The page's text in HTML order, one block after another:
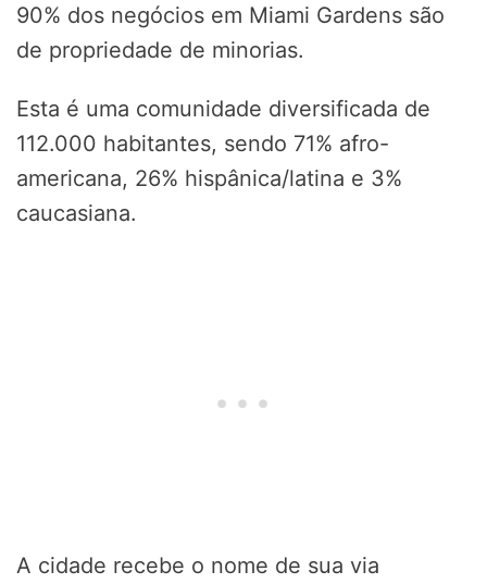
90% dos negócios em Miami Gardens são
de propriedade de minorias.
Esta é uma comunidade diversificada de
112.000 habitantes, sendo 71% afro-
americana, 26% hispânica/latina e 3%
caucasiana.
A cidade recebe o nome de sua via